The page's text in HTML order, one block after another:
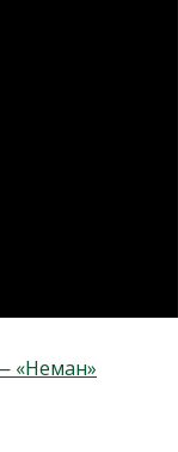
«Неман»